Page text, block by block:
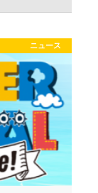
ニュース